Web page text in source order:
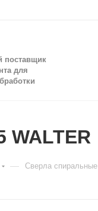
поставщик
для
WALTER
— Сверла спиральные